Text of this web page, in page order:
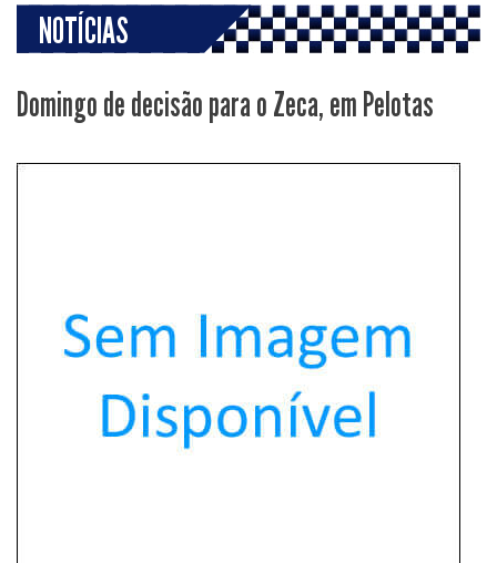
NOTÍCIAS
Domingo de decisão para o Zeca, em Pelotas